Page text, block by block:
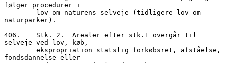
følger procedurer i
naturparker).
406.	Stk. 2.  Arealer efter stk.1 overgår til
selveje ved lov, køb,
fondsdannelse eller